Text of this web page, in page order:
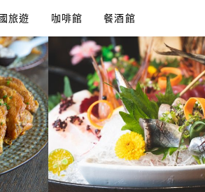
旅遊 咖啡館 餐酒館